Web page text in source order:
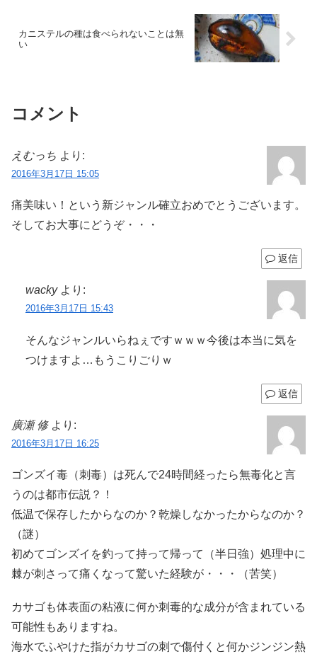
カニステルの種は食べられないことは無
い
コメント
えむっち より:
2016年3月17日 15:05
痛美味い！という新ジャンル確立おめでとうございます。
そしてお大事にどうぞ・・・
返信
wacky より:
2016年3月17日 15:43
そんなジャンルいらねぇですｗｗｗ今後は本当に気を
つけますよ…もうこりごりｗ
返信
廣瀬 修 より:
2016年3月17日 16:25
ゴンズイ毒（刺毒）は死んで24時間経ったら無毒化と言
うのは都市伝説？！
低温で保存したからなのか？乾燥しなかったからなのか？
（謎）
初めてゴンズイを釣って持って帰って（半日強）処理中に
棘が刺さって痛くなって驚いた経験が・・・（苦笑）
カサゴも体表面の粘液に何か刺毒的な成分が含まれている
可能性もありますね。
海水でふやけた指がカサゴの刺で傷付くと何かジンジン熱